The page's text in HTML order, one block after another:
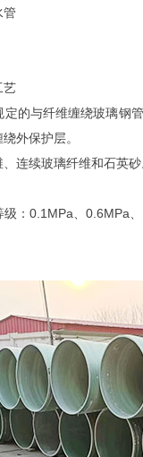
艺
的与纤维缠绕玻璃钢
外保护层。
连续玻璃纤维和石英砂
：0.1MPa、0.6MPa